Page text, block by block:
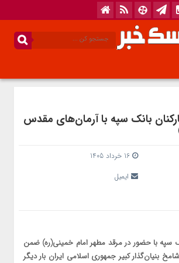
بانک سپه با آرمان‌های مقدس
16 خرداد 1405
ایمیل
سپه با حضور در مرقد مطهر امام خمینی(ره) ضمن
بنیان‌گذار کبیر جمهوری اسلامی ایران بار دیگر